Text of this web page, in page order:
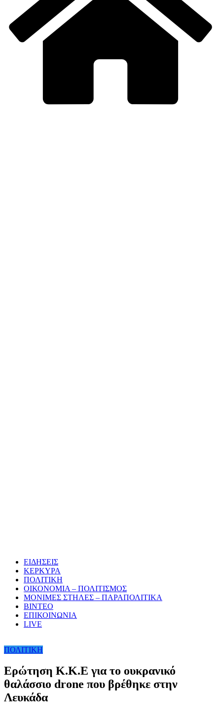
ΕΙΔΗΣΕΙΣ
ΚΕΡΚΥΡΑ
ΠΟΛΙΤΙΚΗ
ΟΙΚΟΝΟΜΙΑ – ΠΟΛΙΤΙΣΜΟΣ
ΜΟΝΙΜΕΣ ΣΤΗΛΕΣ – ΠΑΡΑΠΟΛΙΤΙΚΑ
ΒΙΝΤΕΟ
ΕΠΙΚΟΙΝΩΝΙΑ
LIVE
ΠΟΛΙΤΙΚΗ
Ερώτηση Κ.Κ.Ε για το ουκρανικό
θαλάσσιο drone που βρέθηκε στην
Λευκάδα